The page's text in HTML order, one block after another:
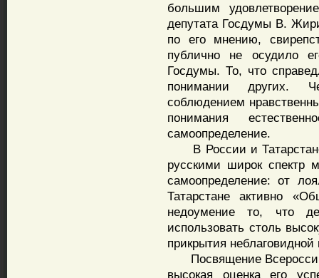
большим
депутата Госдумы В.
по его мнению,
публично не осудило
Госдумы. То, что
понимании других.
соблюдением
понимания
самоопределение.
В России и
русскими широк спектр
самоопределение: от
Татарстане активно
недоумение то, что
использовать столь
прикрытия неблаговидной
Посвящение
высокая оценка его